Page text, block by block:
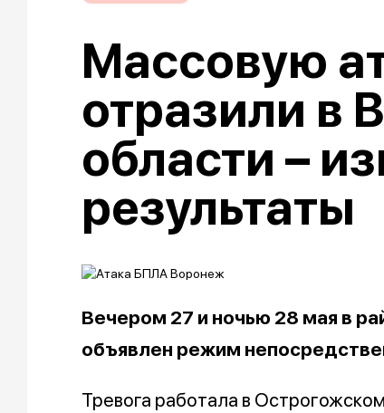
Массовую
отразили в
области –
результаты
Вечером 27 и ночью 28 мая в
объявлен режим
Тревога работала в